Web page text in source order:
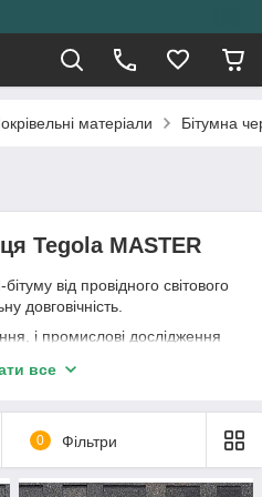
матеріали Бітумна
Tegola MASTER
від провідного світового
довговічність.
і промислові дослідження
поєднання шарів, що
все
0 Фільтри